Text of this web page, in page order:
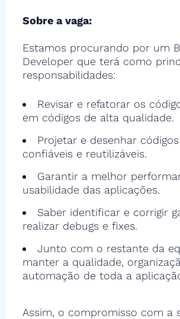
Sobre a vaga:
Estamos procurando por um
Developer que terá como
responsabilidades:
Revisar e refatorar os
em códigos de alta qualidade.
Projetar e desenhar
confiáveis e reutilizáveis.
Garantir a melhor
usabilidade das aplicações.
Saber identificar e corrigir
realizar debugs e fixes.
Junto com o restante da
manter a qualidade,
automação de toda a
Assim, o compromisso com a